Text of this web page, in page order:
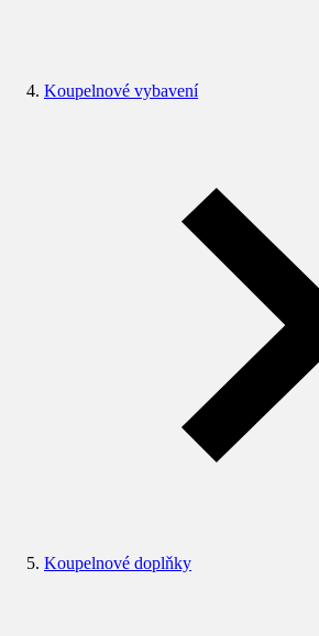
Koupelnové vybavení
Koupelnové doplňky